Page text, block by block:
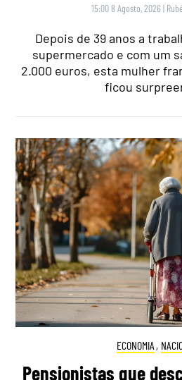
15:00 8 Agosto, 2026 |
Depois de 39 anos a
supermercado e com um
2.000 euros, esta mulher
ficou
ECONOMIA ,
Pensionistas que